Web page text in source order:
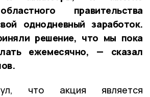
правительства
однодневный заработок.
решение, что мы пока
ежемесячно, — сказал
что акция является